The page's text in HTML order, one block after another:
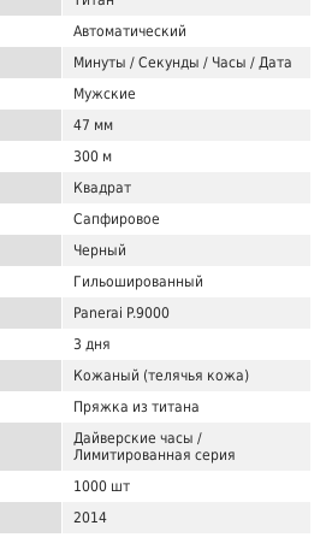
Автоматический
Минуты / Секунды / Часы / Дата
Мужские
47 мм
300 м
Квадрат
Сапфировое
Черный
Гильошированный
Panerai P.9000
3 дня
Кожаный (телячья кожа)
Пряжка из титана
Дайверские часы /
Лимитированная серия
1000 шт
2014